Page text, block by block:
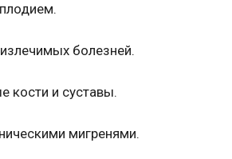
болезней.
кости и суставы.
мигренями.